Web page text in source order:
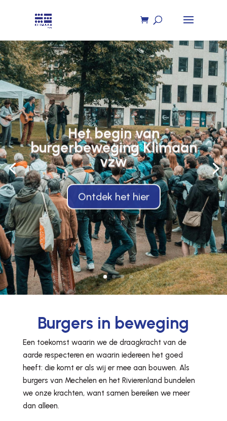
Het begin van
burgerbeweging Klimaan
vzw
Ontdek het hier
Burgers in beweging
Een toekomst waarin we de draagkracht van de
aarde respecteren en waarin iedereen het goed
heeft: die komt er als wij er mee aan bouwen. Als
burgers van Mechelen en het Rivierenland bundelen
we onze krachten, want samen bereiken we meer
dan alleen.